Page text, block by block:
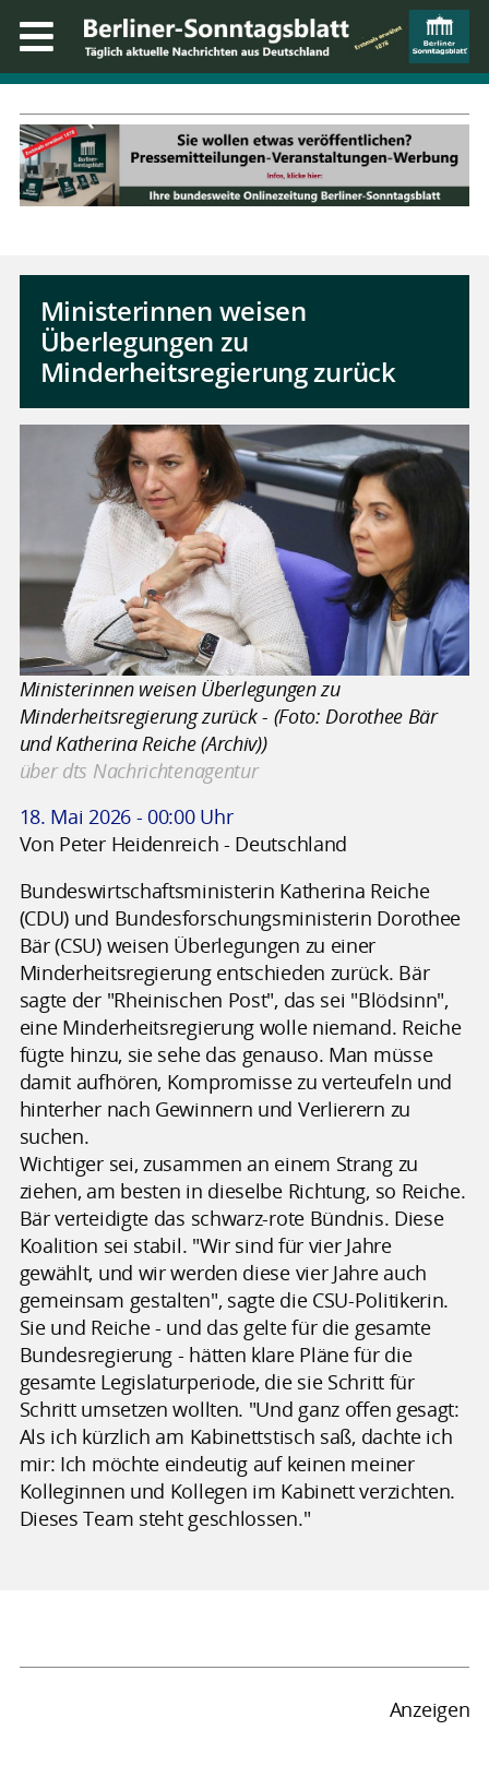
Ministerinnen weisen
Überlegungen zu
Minderheitsregierung zurück
Ministerinnen weisen Überlegungen zu
Minderheitsregierung zurück - (Foto: Dorothee Bär
und Katherina Reiche (Archiv))
über dts Nachrichtenagentur
18. Mai 2026 - 00:00 Uhr
Von Peter Heidenreich - Deutschland
Bundeswirtschaftsministerin Katherina Reiche
(CDU) und Bundesforschungsministerin Dorothee
Bär (CSU) weisen Überlegungen zu einer
Minderheitsregierung entschieden zurück. Bär
sagte der "Rheinischen Post", das sei "Blödsinn",
eine Minderheitsregierung wolle niemand. Reiche
fügte hinzu, sie sehe das genauso. Man müsse
damit aufhören, Kompromisse zu verteufeln und
hinterher nach Gewinnern und Verlierern zu
suchen.
Wichtiger sei, zusammen an einem Strang zu
ziehen, am besten in dieselbe Richtung, so Reiche.
Bär verteidigte das schwarz-rote Bündnis. Diese
Koalition sei stabil. "Wir sind für vier Jahre
gewählt, und wir werden diese vier Jahre auch
gemeinsam gestalten", sagte die CSU-Politikerin.
Sie und Reiche - und das gelte für die gesamte
Bundesregierung - hätten klare Pläne für die
gesamte Legislaturperiode, die sie Schritt für
Schritt umsetzen wollten. "Und ganz offen gesagt:
Als ich kürzlich am Kabinettstisch saß, dachte ich
mir: Ich möchte eindeutig auf keinen meiner
Kolleginnen und Kollegen im Kabinett verzichten.
Dieses Team steht geschlossen."
Anzeigen